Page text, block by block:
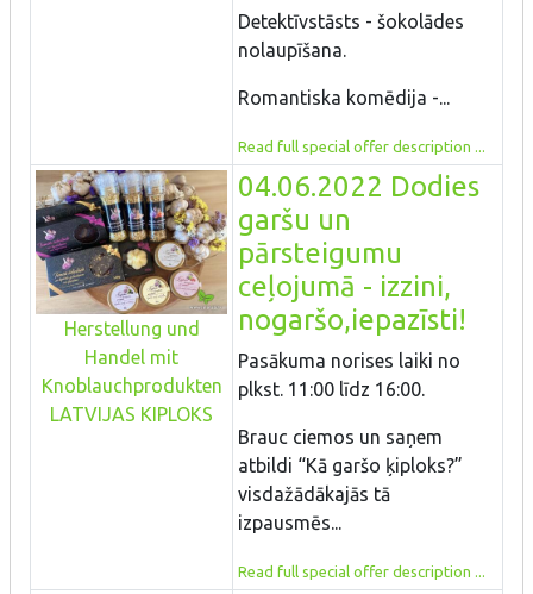
Detektīvstāsts - šokolādes
nolaupīšana.
Romantiska komēdija -...
Read full special offer description ...
Herstellung und
Handel mit
Knoblauchprodukten
LATVIJAS KIPLOKS
04.06.2022 Dodies
garšu un
pārsteigumu
ceļojumā - izzini,
nogaršo,iepazīsti!
Pasākuma norises laiki no
plkst. 11:00 līdz 16:00.
Brauc ciemos un saņem
atbildi “Kā garšo ķiploks?”
visdažādākajās tā
izpausmēs...
Read full special offer description ...